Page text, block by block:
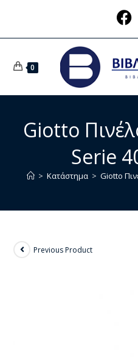
0
Giotto
Serie
> Κατάστημα > Giotto
Previous Product